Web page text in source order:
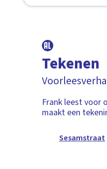
Tekenen
Frank leest voor
maakt een
Sesamstraat